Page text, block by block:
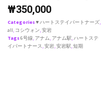
₩350,000
Categories♥ ハートステイパートナーズ,
all, コシウォン,安岩
Tags6号線, アナム, アナム駅,ハートステ
イパートナース,安岩,安岩駅,短期